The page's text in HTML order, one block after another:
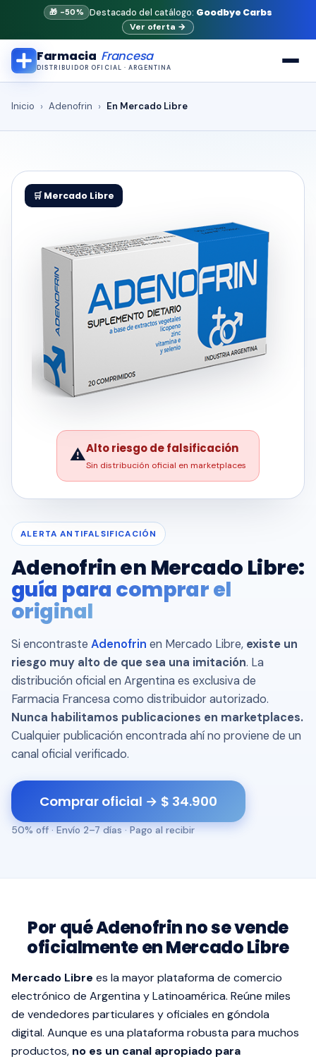
🎁 -50% Destacado del catálogo: Goodbye Carbs
Ver oferta →
Farmacia Francesa
DISTRIBUIDOR OFICIAL · ARGENTINA
Inicio Adenofrin En Mercado Libre
🛒 Mercado Libre
⚠️Alto riesgo de falsificación
Sin distribución oficial en marketplaces
ALERTA ANTIFALSIFICACIÓN
Adenofrin en Mercado Libre:
guía para comprar el
original
Si encontraste Adenofrin en Mercado Libre, existe un
riesgo muy alto de que sea una imitación. La
distribución oficial en Argentina es exclusiva de
Farmacia Francesa como distribuidor autorizado.
Nunca habilitamos publicaciones en marketplaces.
Cualquier publicación encontrada ahí no proviene de un
canal oficial verificado.
Comprar oficial → $ 34.900
50% off · Envío 2–7 días · Pago al recibir
Por qué Adenofrin no se vende
oficialmente en Mercado Libre
Mercado Libre es la mayor plataforma de comercio
electrónico de Argentina y Latinoamérica. Reúne miles
de vendedores particulares y oficiales en góndola
digital. Aunque es una plataforma robusta para muchos
productos, no es un canal apropiado para